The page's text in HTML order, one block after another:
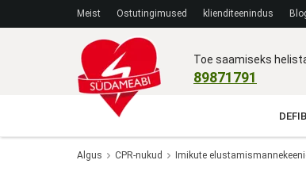
Meist Ostutingimused klienditeenindus
Toe saamiseks
89871791
Algus CPR-nukud Imikute